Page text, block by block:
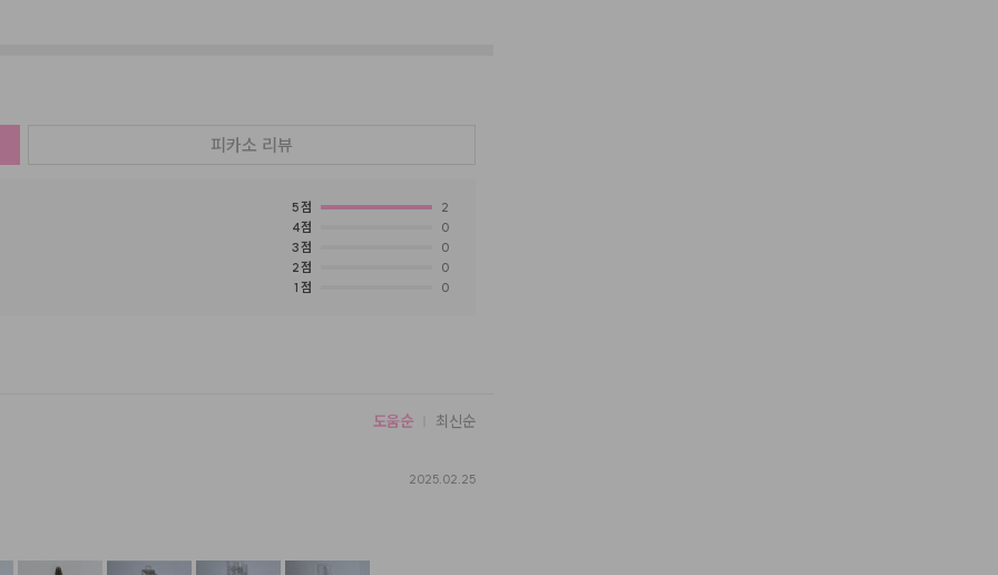
피카소 리뷰
5점
2
4점
0
3점
0
2점
0
1 점 0
도움순 최신순
2025.02.25